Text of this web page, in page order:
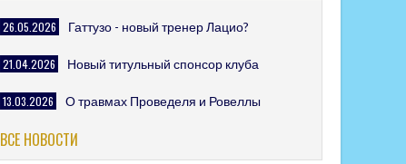
26.05.2026 Гаттузо - новый тренер Лацио?
21.04.2026 Новый титульный спонсор клуба
13.03.2026 О травмах Проведеля и Ровеллы
ВСЕ НОВОСТИ